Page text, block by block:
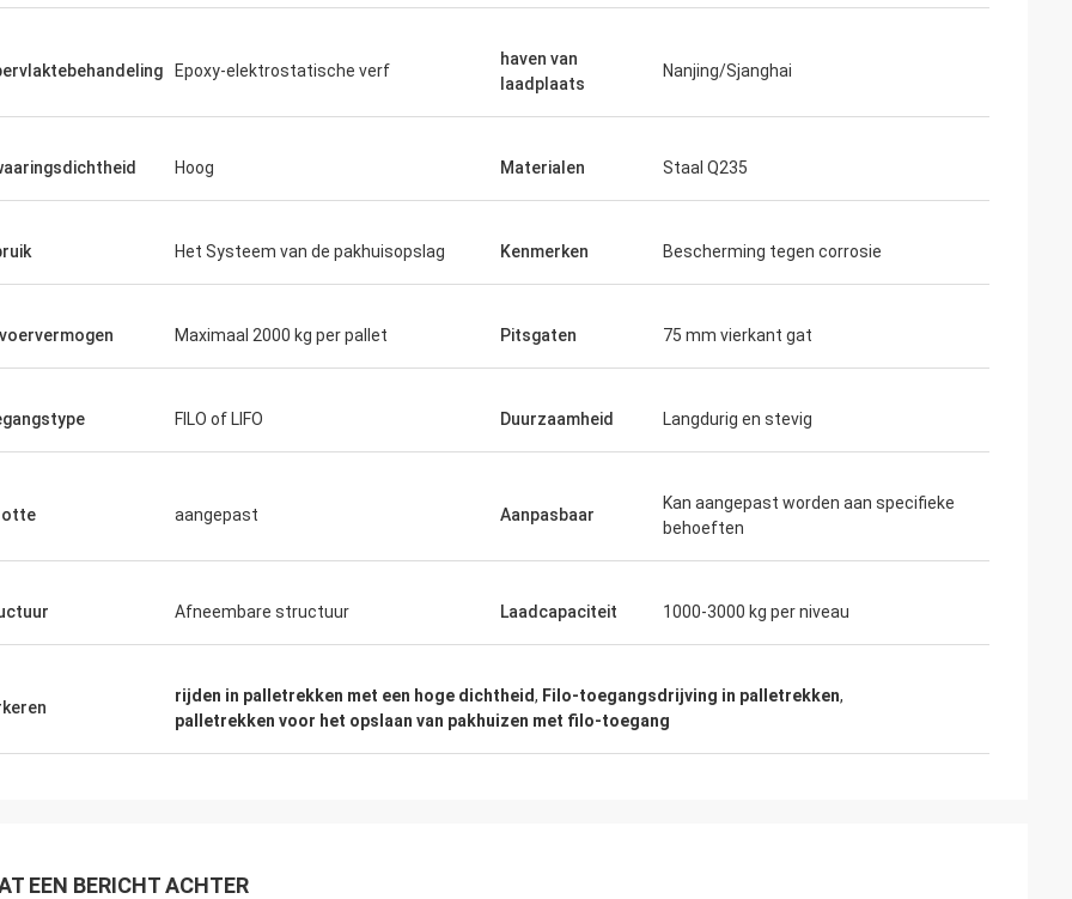
Epoxy-elektrostatische verf
haven van
laadplaats
Nanjing/Sjanghai
Hoog Materialen Staal Q235
Het Systeem van de pakhuisopslag Kenmerken Bescherming tegen corrosie
Maximaal 2000 kg per pallet Pitsgaten 75 mm vierkant gat
FILO of LIFO Duurzaamheid Langdurig en stevig
aangepast Aanpasbaar
Kan aangepast worden aan specifieke
behoeften
Afneembare structuur Laadcapaciteit 1000-3000 kg per niveau
rijden in palletrekken met een hoge dichtheid, Filo-toegangsdrijving in palletrekken,
palletrekken voor het opslaan van pakhuizen met filo-toegang
EEN BERICHT ACHTER